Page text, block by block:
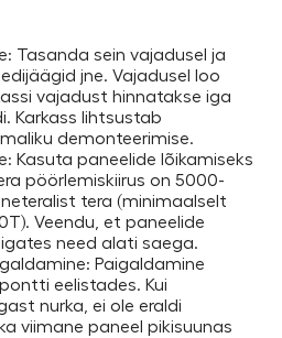
Tasanda sein vajadusel ja
jne. Vajadusel loo
vajadust hinnatakse iga
Karkass lihtsustab
demonteerimise.
Kasuta paneelide lõikamiseks
pöörlemiskiirus on 5000-
tera (minimaalselt
Veendu, et paneelide
need alati saega.
Paigaldamine
eelistades. Kui
nurka, ei ole eraldi
viimane paneel pikisuunas